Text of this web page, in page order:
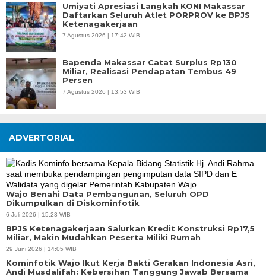
Umiyati Apresiasi Langkah KONI Makassar
Daftarkan Seluruh Atlet PORPROV ke BPJS
Ketenagakerjaan
7 Agustus 2026 | 17:42 WIB
Bapenda Makassar Catat Surplus Rp130
Miliar, Realisasi Pendapatan Tembus 49
Persen
7 Agustus 2026 | 13:53 WIB
ADVERTORIAL
Wajo Benahi Data Pembangunan, Seluruh OPD
Dikumpulkan di Diskominfotik
6 Juli 2026 | 15:23 WIB
BPJS Ketenagakerjaan Salurkan Kredit Konstruksi Rp17,5
Miliar, Makin Mudahkan Peserta Miliki Rumah
29 Juni 2026 | 14:05 WIB
Kominfotik Wajo Ikut Kerja Bakti Gerakan Indonesia Asri,
Andi Musdalifah: Kebersihan Tanggung Jawab Bersama